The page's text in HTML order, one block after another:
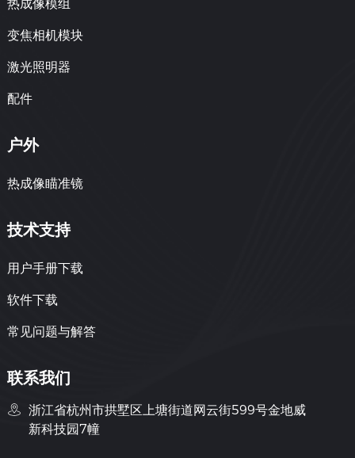
热成像模组
变焦相机模块
激光照明器
配件
户外
热成像瞄准镜
技术支持
用户手册下载
软件下载
常见问题与解答
联系我们
浙江省杭州市拱墅区上塘街道网云街599号金地威
新科技园7幢